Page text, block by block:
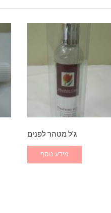
ג'ל מטהר לפנים
מידע נוסף